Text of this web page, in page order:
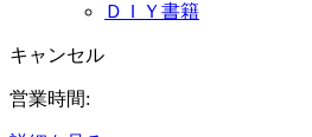
ＤＩＹ書籍
キャンセル
営業時間: